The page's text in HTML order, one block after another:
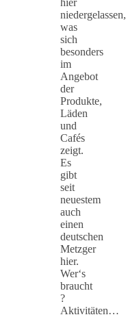
niedergelassen,
was
sich
besonders
im
Angebot
der
Produkte,
Läden
und
Cafés
zeigt.
Es
gibt
seit
neuestem
auch
einen
deutschen
Metzger
hier.
Wer‘s
braucht
?
Aktivitäten…